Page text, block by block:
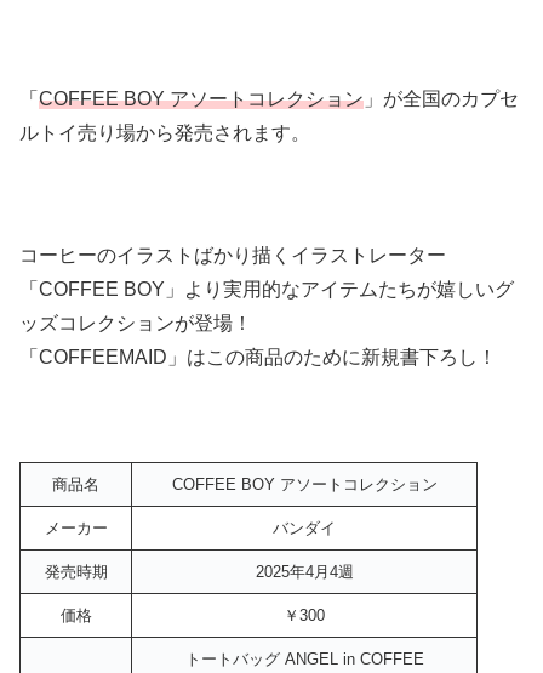
「 COFFEE BOY アソートコレクション 」が全国のカプセ
ルトイ売り場から発売されます。
コーヒーのイラストばかり描くイラストレーター
「COFFEE BOY」より実用的なアイテムたちが嬉しいグ
ッズコレクションが登場！
「COFFEEMAID」はこの商品のために新規書下ろし！
商品名 COFFEE BOY アソートコレクション
メーカー バンダイ
発売時期 2025年4月4週
価格 ￥300
トートバッグ ANGEL in COFFEE